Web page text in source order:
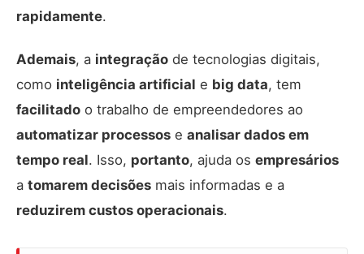
rapidamente.
Ademais, a integração de tecnologias digitais,
como inteligência artificial e big data, tem
facilitado o trabalho de empreendedores ao
automatizar processos e analisar dados em
tempo real. Isso, portanto, ajuda os empresários
a tomarem decisões mais informadas e a
reduzirem custos operacionais.